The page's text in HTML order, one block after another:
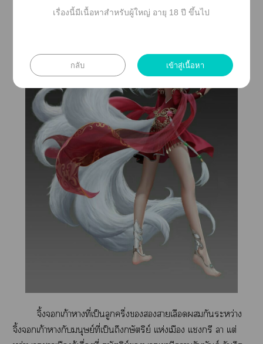
จิ้งจอกเก้าาที่เป็นลูกครึ่งาเลือดกันระหว่าง
จิ้งจอกเก้าากับมนุษย์ที่เป็นถึงกษัตริย์ เเห่งเมือง เเกรี า เเต่
เรื่องนี้มีเนื้อหาสำหรับผู้ใหญ่ อายุ 18 ปี ขึ้นไป
กลับ เข้าสู่เนื้อหา